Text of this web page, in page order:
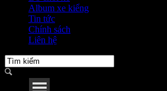
Album xe kiểng
Tin tức
Chính sách
Liên hệ